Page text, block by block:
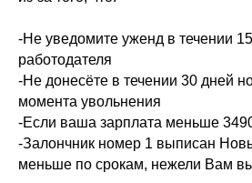
-Не уведомите уженд в течении
работодателя
-Не донесёте в течении 30 дней
момента увольнения
-Если ваша зарплата меньше
-Залончник номер 1 выписан
меньше по срокам, нежели Вам